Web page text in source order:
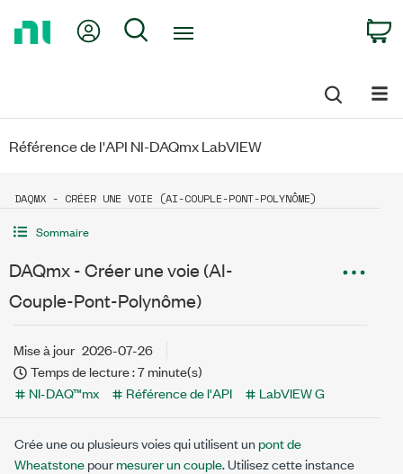
My Account
Search
Référence de l'API NI-DAQmx LabVIEW
DAQMX - CRÉER UNE VOIE (AI-COUPLE-PONT-POLYNÔME)
Sommaire
DAQmx - Créer une voie (AI-
Couple-Pont-Polynôme)
Mise à jour 2026-07-26
Temps de lecture : 7 minute(s)
NI-DAQ™mx
Référence de l'API LabVIEW G
Crée une ou plusieurs voies qui utilisent unpont de
Wheatstonepourmesurer un couple. Utilisez cette instance